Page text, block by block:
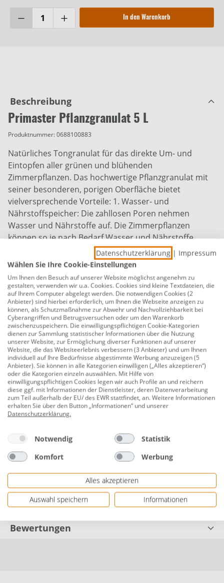
In den Warenkorb
Beschreibung
Primaster Pflanzgranulat 5 L
Produktnummer:0688100883
Natürliches Tongranulat für das direkte Um- und
Eintopfen aller grünen und blühenden
Zimmerpflanzen. Das hochwertige Pflanzgranulat mit
seiner besonderen, porigen Oberfläche bietet
vielversprechende Vorteile: 1. Wasser- und
Nährstoffspeicher: Die zahllosen Poren nehmen
Wasser und Nährstoffe auf. Die Zimmerpflanzen
können so je nach Bedarf Wasser und Nähr­stoffe
aufnehmen. Das Granulat ist leicht, einfach und sauber
in der Anwendung. Weniger anfällig für Krankheiten
und den Befall von Bodenschädlingen. 2. Stabil gegen
Verdichtung und Zersetzung: Die feinen Granulat-
Körner sind strukturstabil und verrot­tungsfest. Sie
geben den Pflanzen einen sicheren Halt und sorgen für
eine optimale Durchlüftung. Das Tongranulat bie­tet
eine gute Pufferung des für das Wachstum der
Pflanzen wichtigen pH-Wertes. 3. Vielfache
Verwendbarkeit: Zur direkten Bepflanzung, zum
Einmischen, als Drainage oder zur Dekoration.
natürliches Tongranulat
Wasser- und Nährstoffspreicher
Inhalt: 5 L
Herstellerinformationen: ASB Grünland Helmut
Deutschland | eMail: info@asbgreenworld.de |
Herstellernr. 316756
Bewertungen
Datenschutzerklärung | Impressum
Wählen Sie Ihre Cookie-Einstellungen
Um Ihnen den Besuch auf unserer Website möglichst angenehm zu
gestalten, verwenden wir u.a. Cookies. Cookies sind kleine Textdateien, die
auf Ihrem Computer abgelegt werden. Die notwendigen Cookies (2
Anbieter) sind hierbei erforderlich, um Ihnen die Webseite anzeigen zu
können, als Schutzmaßnahme zur Abwehr und Nachvollziehbarkeit bei
Cyberangriffen und Betrugsversuchen oder um den Warenkorb
zwischenzuspeichern. Die einwilligungspflichtigen Cookie-Kategorien
dienen zur Sammlung statistischer Informationen über die Nutzung
unserer Website, zur Ermöglichung diverser Funktionen auf unserer
Website, die das Websiteerlebnis verbessern (3 Anbieter) und um Ihnen
individuell auf Ihre Bedürfnisse abgestimmte Werbung anzuzeigen (5
Anbieter). Sie können in alle Kategorien einwilligen („Alles akzeptieren“)
oder die Kategorien einzeln auswählen. Mit Hilfe von
einwilligungspflichtigen Cookies legen wir auch Profile an und reichern
diese ggf. mit Informationen der Dienstleister, deren Datenverarbeitung
zum Teil außerhalb der EU/ des EWR stattfindet, an. Weitere Informationen
erhalten Sie über den Button „Informationen“ und unserer
Datenschutzerklärung.
Notwendig
Statistik
Komfort
Werbung
Alles akzeptieren
Auswahl speichern
Informationen